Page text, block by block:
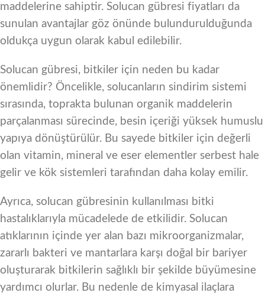
maddelerine sahiptir. Solucan gübresi fiyatları da
sunulan avantajlar göz önünde bulundurulduğunda
oldukça uygun olarak kabul edilebilir.
Solucan gübresi, bitkiler için neden bu kadar
önemlidir? Öncelikle, solucanların sindirim sistemi
sırasında, toprakta bulunan organik maddelerin
parçalanması sürecinde, besin içeriği yüksek humuslu
yapıya dönüştürülür. Bu sayede bitkiler için değerli
olan vitamin, mineral ve eser elementler serbest hale
gelir ve kök sistemleri tarafından daha kolay emilir.
Ayrıca, solucan gübresinin kullanılması bitki
hastalıklarıyla mücadelede de etkilidir. Solucan
atıklarının içinde yer alan bazı mikroorganizmalar,
zararlı bakteri ve mantarlara karşı doğal bir bariyer
oluşturarak bitkilerin sağlıklı bir şekilde büyümesine
yardımcı olurlar. Bu nedenle de kimyasal ilaçlara